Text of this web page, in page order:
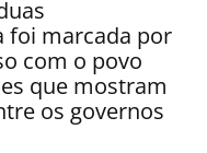
foi marcada por
com o povo
que mostram
os governos